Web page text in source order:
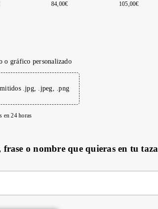
84,00€ 105,00€
o gráfico personalizado
.jpg, .jpeg, .png
en 24 horas
o nombre que quieras en tu taza